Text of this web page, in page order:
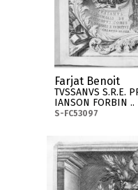
Farjat Benoit
TVSSANVS S.R.E.
IANSON FORBIN ..
S-FC53097